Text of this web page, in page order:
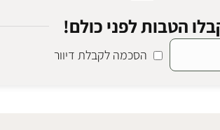
הטבות לפני כולם!
הסכמה לקבלת דיוור